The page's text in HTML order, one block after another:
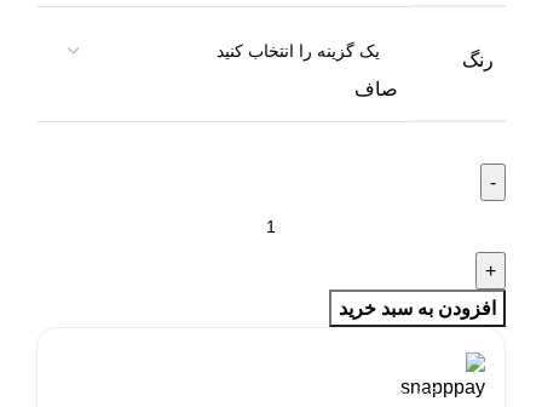
رنگ
صاف
افزودن به سبد خرید
۴ قسط ماهانه. بدون سود، چک و ضامن.